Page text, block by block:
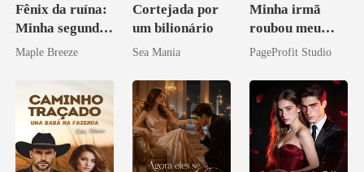
Fênix da ruína:
Minha segunda
vida e um
Maple Breeze
Cortejada por
um bilionário
Sea Mania
Minha irmã
roubou meu
companheiro e
PageProfit Studio